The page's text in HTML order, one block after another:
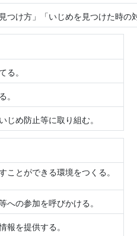
つけ方」「いじめを見つけた時の
る。
。
じめ防止等に取り組む。
ことができる環境をつくる。
への参加を呼びかける。
報を提供する。